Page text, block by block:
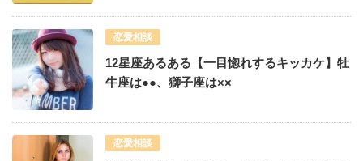
恋愛相談
12星座あるある【一目惚れするキッカケ】牡
牛座は●●、獅子座は××
恋愛相談